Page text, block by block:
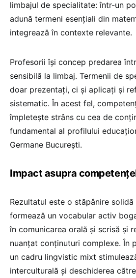
limbajul de specialitate: într-un
adună termeni esențiali din
integrează în contexte relevante.
Profesorii își concep predarea
sensibilă la limbaj. Termenii de
doar prezentați, ci și aplicați și
sistematic. În acest fel,
împletește strâns cu cea de
fundamental al profilului
Germane București.
Impact asupra
Rezultatul este o stăpânire
formează un vocabular activ
în comunicarea orală și scrisă și
nuanțat conținuturi complexe. În
un cadru lingvistic mixt
interculturală și deschiderea